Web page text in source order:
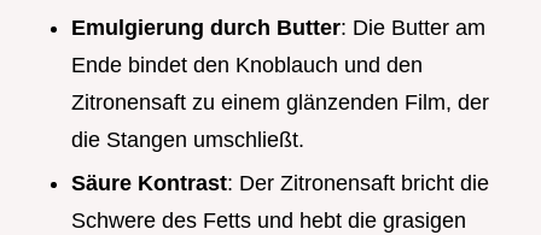
Emulgierung durch Butter: Die Butter am
Ende bindet den Knoblauch und den
Zitronensaft zu einem glänzenden Film, der
die Stangen umschließt.
Säure Kontrast: Der Zitronensaft bricht die
Schwere des Fetts und hebt die grasigen